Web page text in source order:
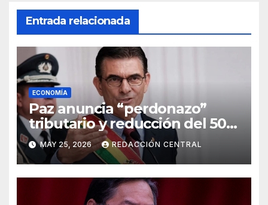
Entrada relacionada
ECONOMÍA
Paz anuncia “perdonazo”
tributario y reducción del 50%
al salario del Presidente y
ministros
MAY 25, 2026 REDACCIÓN CENTRAL